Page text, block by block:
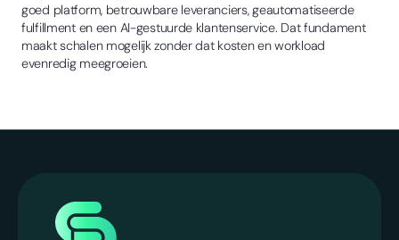
goed platform, betrouwbare leveranciers, geautomatiseerde
fulfillment en een AI-gestuurde klantenservice. Dat fundament
maakt schalen mogelijk zonder dat kosten en workload
evenredig meegroeien.